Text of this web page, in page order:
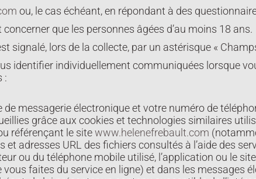
ou, le cas échéant, en répondant à des
que les personnes âgées d’au moins 18 ans.
signalé, lors de la collecte, par un astérisque «
identifier individuellement communiquées lorsque
:
messagerie électronique et votre numéro de
grâce aux cookies et technologies similaires
référençant le sitewww.helenefrebault.com
adresses URL des fichiers consultés à l’aide des
ou du téléphone mobile utilisé, l’application ou le
vous faites du service en ligne) et dans les messages